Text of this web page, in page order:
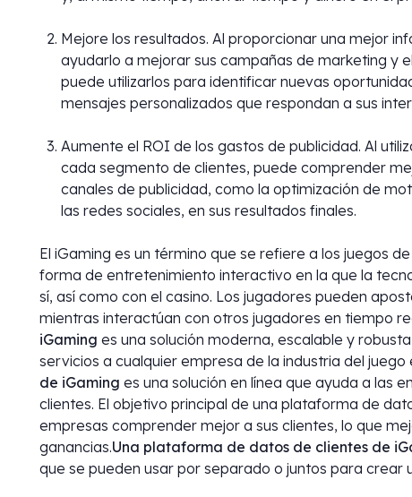
Mejore los resultados. Al proporcionar una mejor
ayudarlo a mejorar sus campañas de marketing y
puede utilizarlos para identificar nuevas
mensajes personalizados que respondan a sus
Aumente el ROI de los gastos de publicidad. Al
cada segmento de clientes, puede comprender
canales de publicidad, como la optimización de
las redes sociales, en sus resultados finales.
El iGaming es un término que se refiere a los juegos
forma de entretenimiento interactivo en la que la
sí, así como con el casino. Los jugadores pueden
mientras interactúan con otros jugadores en tiempo
iGaming es una solución moderna, escalable y
servicios a cualquier empresa de la industria del juego
de iGaming es una solución en línea que ayuda a las
clientes. El objetivo principal de una plataforma de
empresas comprender mejor a sus clientes, lo que
ganancias.Una plataforma de datos de clientes de
que se pueden usar por separado o juntos para crear